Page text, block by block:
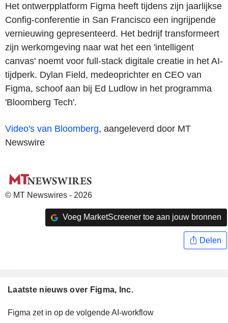
Het ontwerpplatform Figma heeft tijdens zijn jaarlijkse
Config-conferentie in San Francisco een ingrijpende
vernieuwing gepresenteerd. Het bedrijf transformeert
zijn werkomgeving naar wat het een 'intelligent
canvas' noemt voor full-stack digitale creatie in het AI-
tijdperk. Dylan Field, medeoprichter en CEO van
Figma, schoof aan bij Ed Ludlow in het programma
'Bloomberg Tech'.
Video's van Bloomberg, aangeleverd door MT
Newswire
© MT Newswires - 2026
Voeg MarketScreener toe aan jouw bronnen
Delen
Laatste nieuws over Figma, Inc.
Figma zet in op de volgende AI-workflow